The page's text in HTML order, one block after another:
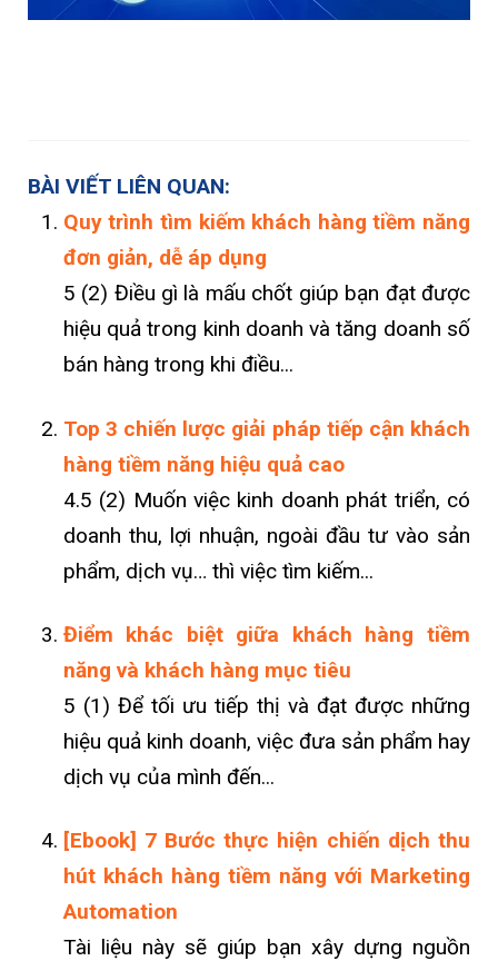
BÀI VIẾT LIÊN QUAN:
Quy trình tìm kiếm khách hàng tiềm năng
đơn giản, dễ áp dụng
5 (2) Điều gì là mấu chốt giúp bạn đạt được
hiệu quả trong kinh doanh và tăng doanh số
bán hàng trong khi điều...
Top 3 chiến lược giải pháp tiếp cận khách
hàng tiềm năng hiệu quả cao
4.5 (2) Muốn việc kinh doanh phát triển, có
doanh thu, lợi nhuận, ngoài đầu tư vào sản
phẩm, dịch vụ… thì việc tìm kiếm...
Điểm khác biệt giữa khách hàng tiềm
năng và khách hàng mục tiêu
5 (1) Để tối ưu tiếp thị và đạt được những
hiệu quả kinh doanh, việc đưa sản phẩm hay
dịch vụ của mình đến...
[Ebook] 7 Bước thực hiện chiến dịch thu
hút khách hàng tiềm năng với Marketing
Automation
Tài liệu này sẽ giúp bạn xây dựng nguồn